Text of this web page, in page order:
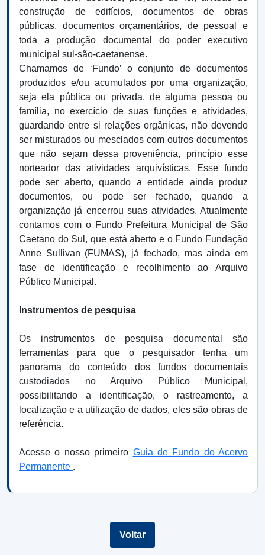
construção de edifícios, documentos de obras
públicas, documentos orçamentários, de pessoal e
toda a produção documental do poder executivo
municipal sul-são-caetanense.
Chamamos de ‘Fundo’ o conjunto de documentos
produzidos e/ou acumulados por uma organização,
seja ela pública ou privada, de alguma pessoa ou
família, no exercício de suas funções e atividades,
guardando entre si relações orgânicas, não devendo
ser misturados ou mesclados com outros documentos
que não sejam dessa proveniência, princípio esse
norteador das atividades arquivísticas. Esse fundo
pode ser aberto, quando a entidade ainda produz
documentos, ou pode ser fechado, quando a
organização já encerrou suas atividades. Atualmente
contamos com o Fundo Prefeitura Municipal de São
Caetano do Sul, que está aberto e o Fundo Fundação
Anne Sullivan (FUMAS), já fechado, mas ainda em
fase de identificação e recolhimento ao Arquivo
Público Municipal.
Instrumentos de pesquisa
Os instrumentos de pesquisa documental são
ferramentas para que o pesquisador tenha um
panorama do conteúdo dos fundos documentais
custodiados no Arquivo Público Municipal,
possibilitando a identificação, o rastreamento, a
localização e a utilização de dados, eles são obras de
referência.
Acesse o nosso primeiro Guia de Fundo do Acervo
Permanente .
Voltar